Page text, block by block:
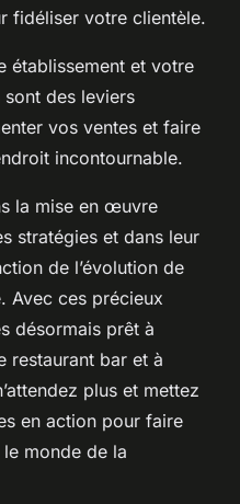
fidéliser votre clientèle.
établissement et votre
des leviers
vos ventes et faire
incontournable.
la mise en œuvre
stratégies et dans leur
de l’évolution de
Avec ces précieux
désormais prêt à
restaurant bar et à
plus et mettez
en action pour faire
monde de la